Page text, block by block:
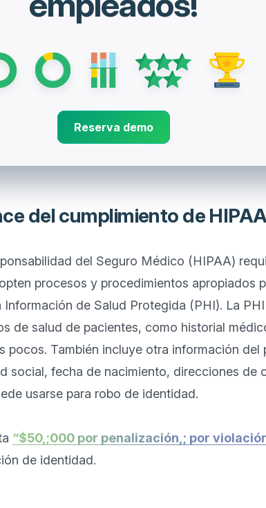
Reserva demo
del cumplimiento de
del Seguro Médico (HIPAA)
procesos y procedimientos apropiados
de Salud Protegida (PHI). La
de salud de pacientes, como historial
pocos. También incluye otra información del
social, fecha de nacimiento, direcciones de
usarse para robo de identidad.
“$50,;000 por penalización,; por